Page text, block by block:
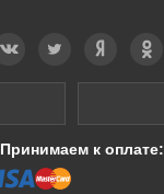
Принимаем к оплате: